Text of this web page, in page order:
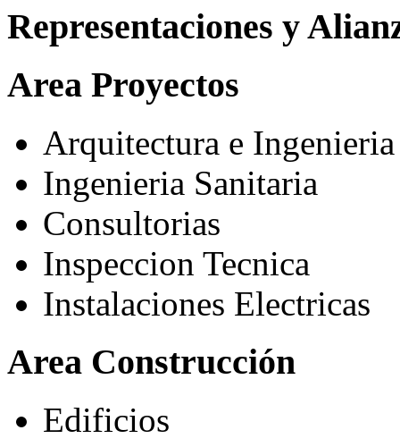
Representaciones y
Area Proyectos
Arquitectura e
Ingenieria Sanitaria
Consultorias
Inspeccion Tecnica
Instalaciones Electricas
Area Construcción
Edificios